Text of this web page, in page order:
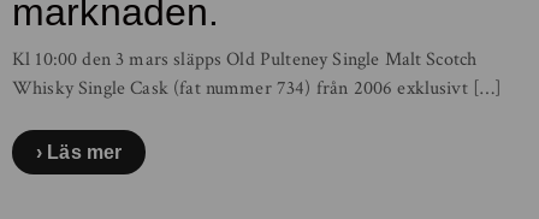
marknaden.
Kl 10:00 den 3 mars släpps Old Pulteney Single Malt Scotch
Whisky Single Cask (fat nummer 734) från 2006 exklusivt […]
Läs mer